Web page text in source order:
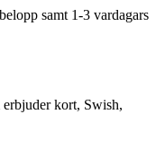
samt 1-3 vardagars
kort, Swish,